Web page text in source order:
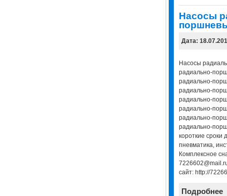
Насосы
Дата:
Насосы
радиально-
радиально-
радиально-
радиально-
радиально-
радиально-
радиально-
короткие сроки
пневматика,
Комплексное
сайт: http://
Подробнее